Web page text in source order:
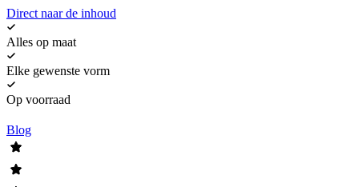
Direct naar de inhoud
Alles op maat
Elke gewenste vorm
Op voorraad
Blog